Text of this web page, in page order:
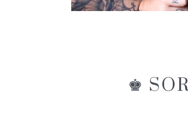
NO SALÃO DA
♚